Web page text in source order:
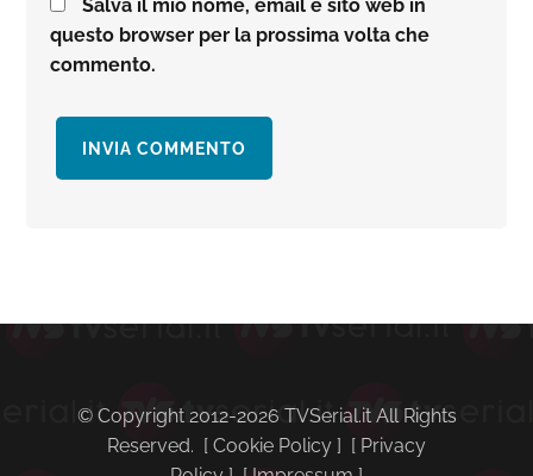
Salva il mio nome, email e sito web in
questo browser per la prossima volta che
commento.
primaria
© Copyright 2012-2026 TVSerial.it All Rights
Reserved. [ Cookie Policy ] [ Privacy